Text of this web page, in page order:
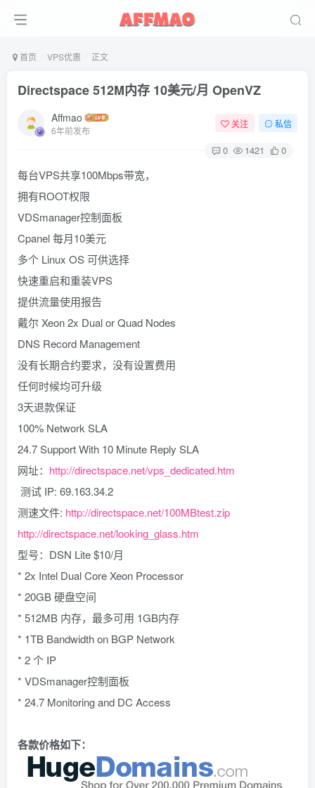
首页 VPS优惠 正文
Directspace 512M内存 10美元/月 OpenVZ
Affmao
6年前发布
关注 私信
0 1421 0
每台VPS共享100Mbps带宽，
拥有ROOT权限
VDSmanager控制面板
Cpanel 每月10美元
多个 Linux OS 可供选择
快速重启和重装VPS
提供流量使用报告
戴尔 Xeon 2x Dual or Quad Nodes
DNS Record Management
没有长期合约要求，没有设置费用
任何时候均可升级
3天退款保证
100% Network SLA
24.7 Support With 10 Minute Reply SLA
网址： http://directspace.net/vps_dedicated.htm
测试 IP: 69.163.34.2
测速文件: http://directspace.net/100MBtest.zip
http://directspace.net/looking_glass.htm
型号：DSN Lite $10/月
* 2x Intel Dual Core Xeon Processor
* 20GB 硬盘空间
* 512MB 内存，最多可用 1GB内存
* 1TB Bandwidth on BGP Network
* 2 个 IP
* VDSmanager控制面板
* 24.7 Monitoring and DC Access
各款价格如下：